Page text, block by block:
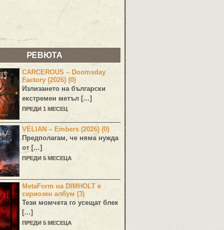
РЕВЮТА
CARCEROUS – Doomsday
Factory (2026) (0)
Излизането на български
екстремен метъл […]
ПРЕДИ 1 МЕСЕЦ
VELIAN – Embers (2026) (0)
Предполагам, че няма нужда
от […]
ПРЕДИ 5 МЕСЕЦА
MetaForm на DIMHOLT е
сериозен албум (3)
Тези момчета го усещат блек
[…]
ПРЕДИ 5 МЕСЕЦА